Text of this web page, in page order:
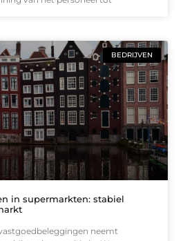
BEDRIJVEN
in supermarkten: stabiel
neemt